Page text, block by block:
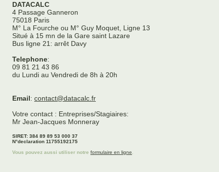
DATACALC
4 Passage Ganneron
75018 Paris
M° La Fourche ou M° Guy Moquet, Ligne 13
Situé à 15 mn de la Gare saint Lazare
Bus ligne 21: arrêt Davy
Telephone:
09 81 21 43 86
du Lundi au Vendredi de 8h à 20h
Email: contact@datacalc.fr
Votre contact : Entreprises/Stagiaires:
Mr Jean-Jacques Monneray
SIRET: 384 89 89 53 000 37
N°declaration 11755192175
Vous pouvez aussi utiliser notre formulaire en ligne